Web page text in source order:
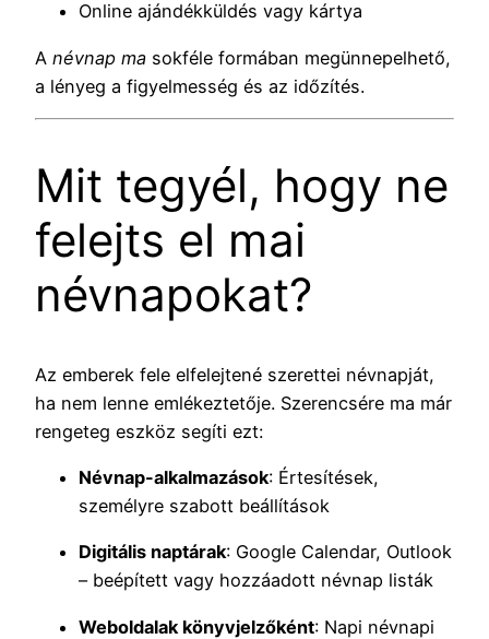
Online ajándékküldés vagy kártya
A névnap ma sokféle formában megünnepelhető,
a lényeg a figyelmesség és az időzítés.
Mit tegyél, hogy ne
felejts el mai
névnapokat?
Az emberek fele elfelejtené szerettei névnapját,
ha nem lenne emlékeztetője. Szerencsére ma már
rengeteg eszköz segíti ezt:
Névnap-alkalmazások: Értesítések,
személyre szabott beállítások
Digitális naptárak: Google Calendar, Outlook
– beépített vagy hozzáadott névnap listák
Weboldalak könyvjelzőként: Napi névnapi